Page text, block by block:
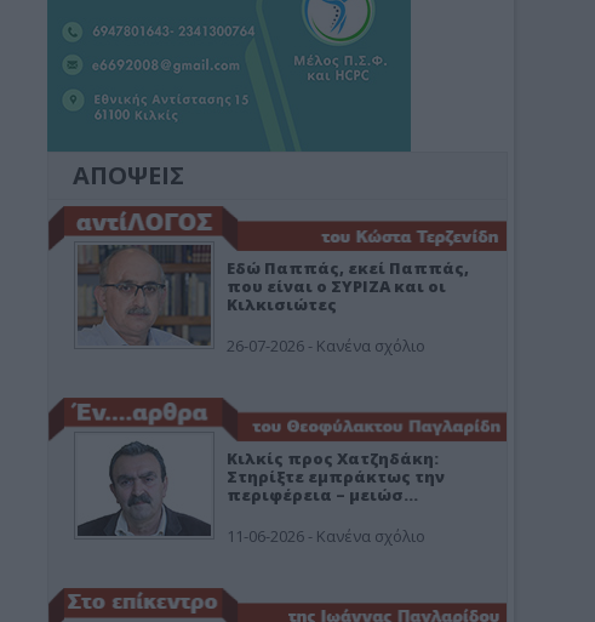
ΑΠΟΨΕΙΣ
Εδώ Παππάς, εκεί Παππάς,
που είναι ο ΣΥΡΙΖΑ και οι
Κιλκισιώτες
26-07-2026 - Κανένα σχόλιο
Κιλκίς προς Χατζηδάκη:
Στηρίξτε εμπράκτως την
περιφέρεια – μειώσ…
11-06-2026 - Κανένα σχόλιο